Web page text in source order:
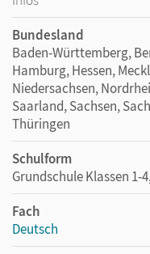
Bundesland
Baden-Württemberg,
Hamburg, Hessen,
Niedersachsen,
Saarland, Sachsen,
Thüringen
Schulform
Grundschule Klassen 1-
Fach
Deutsch